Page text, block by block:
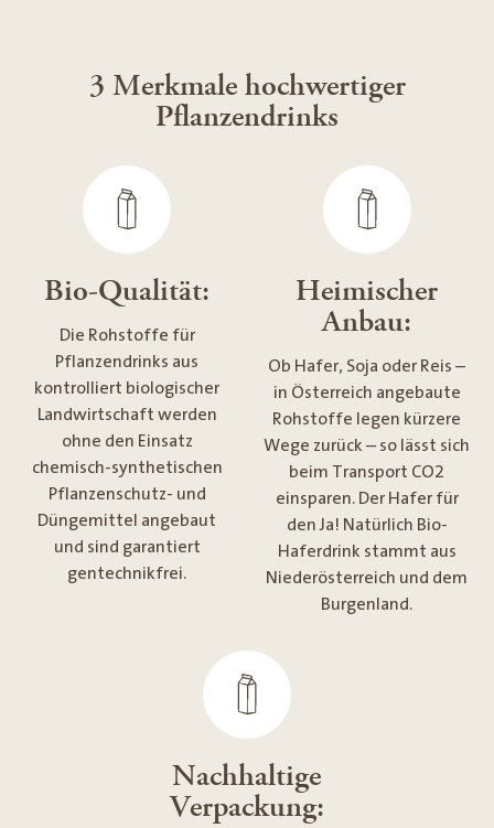
3 Merkmale hochwertiger
Pflanzendrinks
Bio-Qualität:
Die Rohstoffe für
Pflanzendrinks aus
kontrolliert biologischer
Landwirtschaft werden
ohne den Einsatz
chemisch-synthetischen
Pflanzenschutz- und
Düngemittel angebaut
und sind garantiert
gentechnikfrei.
Heimischer
Anbau:
Ob Hafer, Soja oder Reis –
in Österreich angebaute
Rohstoffe legen kürzere
Wege zurück – so lässt sich
beim Transport CO2
einsparen. Der Hafer für
den Ja! Natürlich Bio-
Haferdrink stammt aus
Niederösterreich und dem
Burgenland.
Nachhaltige
Verpackung: